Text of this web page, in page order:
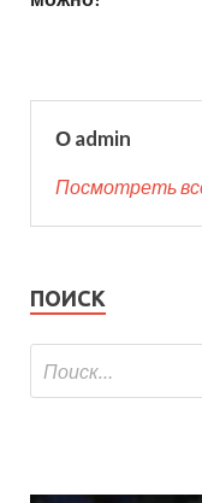
О admin
Посмотреть
ПОИСК